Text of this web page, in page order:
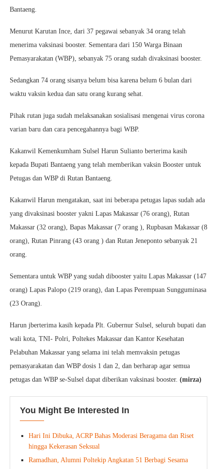
Bantaeng.
Menurut Karutan Ince, dari 37 pegawai sebanyak 34 orang telah
menerima vaksinasi booster. Sementara dari 150 Warga Binaan
Pemasyarakatan (WBP), sebanyak 75 orang sudah divaksinasi booster.
Sedangkan 74 orang sisanya belum bisa karena belum 6 bulan dari
waktu vaksin kedua dan satu orang kurang sehat.
Pihak rutan juga sudah melaksanakan sosialisasi mengenai virus corona
varian baru dan cara pencegahannya bagi WBP.
Kakanwil Kemenkumham Sulsel Harun Sulianto berterima kasih
kepada Bupati Bantaeng yang telah memberikan vaksin Booster untuk
Petugas dan WBP di Rutan Bantaeng.
Kakanwil Harun mengatakan, saat ini beberapa petugas lapas sudah ada
yang divaksinasi booster yakni Lapas Makassar (76 orang), Rutan
Makassar (32 orang), Bapas Makassar (7 orang ), Rupbasan Makassar (8
orang), Rutan Pinrang (43 orang ) dan Rutan Jeneponto sebanyak 21
orang.
Sementara untuk WBP yang sudah dibooster yaitu Lapas Makassar (147
orang) Lapas Palopo (219 orang), dan Lapas Perempuan Sungguminasa
(23 Orang).
Harun jberterima kasih kepada Plt. Gubernur Sulsel, seluruh bupati dan
wali kota, TNI- Polri, Poltekes Makassar dan Kantor Kesehatan
Pelabuhan Makassar yang selama ini telah memvaksin petugas
pemasyarakatan dan WBP dosis 1 dan 2, dan berharap agar semua
petugas dan WBP se-Sulsel dapat diberikan vaksinasi booster. (mirza)
You Might Be Interested In
Hari Ini Dibuka, ACRP Bahas Moderasi Beragama dan Riset
hingga Kekerasan Seksual
Ramadhan, Alumni Poltekip Angkatan 51 Berbagi Sesama